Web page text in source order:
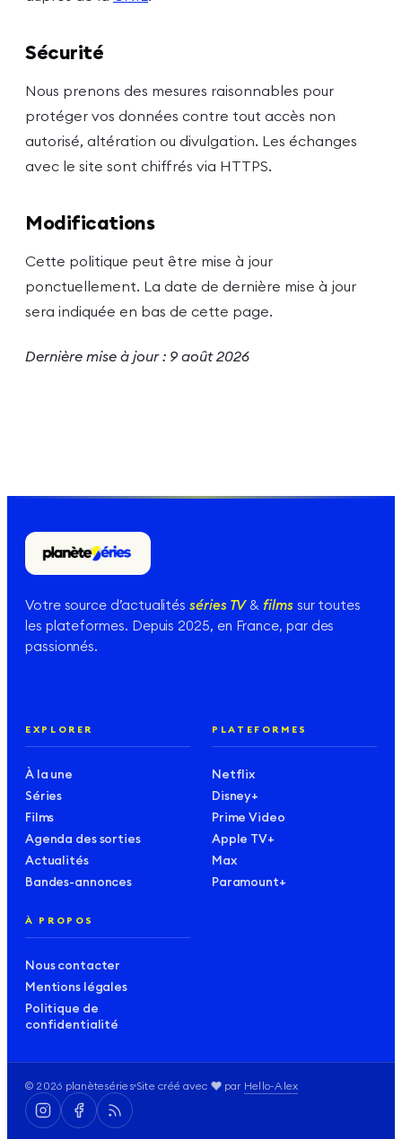
Sécurité
Nous prenons des mesures raisonnables pour
protéger vos données contre tout accès non
autorisé, altération ou divulgation. Les échanges
avec le site sont chiffrés via HTTPS.
Modifications
Cette politique peut être mise à jour
ponctuellement. La date de dernière mise à jour
sera indiquée en bas de cette page.
Dernière mise à jour : 9 août 2026
Votre source d’actualitésséries TV&filmssur toutes
les plateformes. Depuis 2025, en France, par des
passionnés.
EXPLORER
À la une
Séries
Films
Agenda des sorties
Actualités
Bandes-annonces
PLATEFORMES
Netflix
Disney+
Prime Video
Apple TV+
Max
Paramount+
À PROPOS
Nous contacter
Mentions légales
Politique de
confidentialité
© 2026 planèteséries Site créé avec ❤️amour
par Hello-Alex